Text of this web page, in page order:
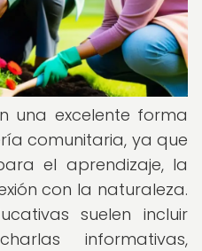
una excelente forma
comunitaria, ya que
el aprendizaje, la
con la naturaleza.
suelen incluir
informativas,